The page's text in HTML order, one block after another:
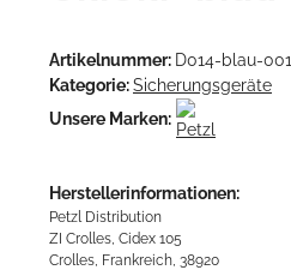
Artikelnummer: D014-blau-001
Kategorie:Sicherungsgeräte
Unsere Marken:
Herstellerinformationen:
Petzl Distribution
ZI Crolles, Cidex 105
Crolles, Frankreich, 38920